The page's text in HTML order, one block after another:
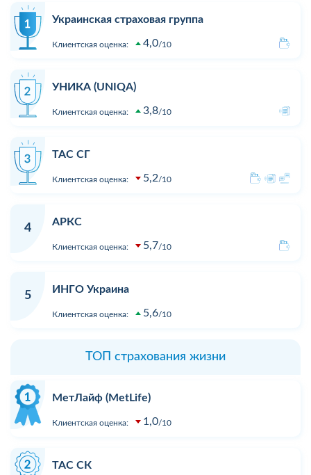
Украинская страховая группа
Клиентская оценка: 4,0 10
УНИКА (UNIQA)
Клиентская оценка: 3,8 10
ТАС СГ
Клиентская оценка: 5,2 10
4
АРКС
Клиентская оценка: 5,7 10
5
ИНГО Украина
Клиентская оценка: 5,6 10
ТОП страхования жизни
МетЛайф (MetLife)
Клиентская оценка: 1,0 10
ТАС СК